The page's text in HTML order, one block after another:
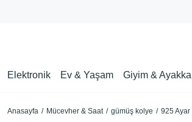
Elektronik Ev & Yaşam Giyim &
Anasayfa Mücevher & Saat gümüş kolye 925 Ayar